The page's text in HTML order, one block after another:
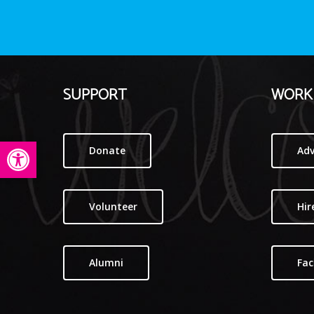
Abrir barra de herramientas
SUPPORT
Donate
Volunteer
Alumni